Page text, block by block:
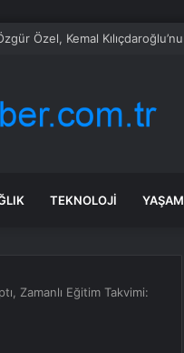
TEKNOLOJI YAŞAM
Zamanlı Eğitim Takvimi: